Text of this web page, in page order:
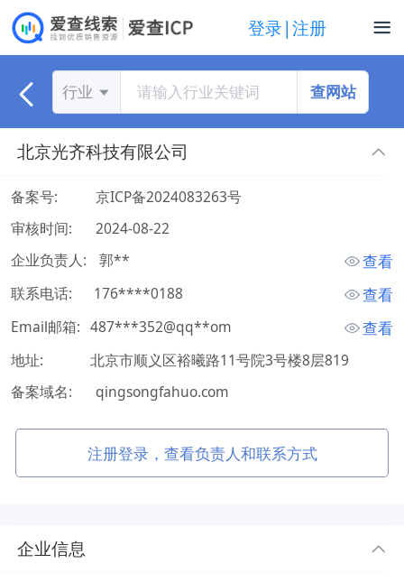
登录|注册
行业 查网站
北京光齐科技有限公司
备案号:
京ICP备2024083263号
审核时间:
2024-08-22
企业负责人:
郭** 查看
联系电话: 176****0188 查看
Email邮箱: 487***352@qq**om 查看
地址:
北京市顺义区裕曦路11号院3号楼8层819
备案域名:
qingsongfahuo.com
注册登录，查看负责人和联系方式
企业信息